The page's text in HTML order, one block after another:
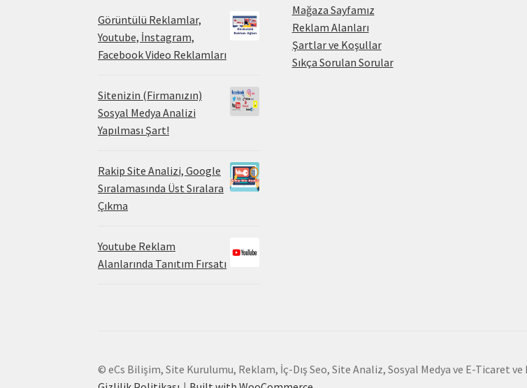
Görüntülü Reklamlar,
Youtube, İnstagram,
Facebook Video Reklamları
Sitenizin (Firmanızın)
Sosyal Medya Analizi
Yapılması Şart!
Rakip Site Analizi, Google
Sıralamasında Üst Sıralara
Çıkma
Youtube Reklam
Alanlarında Tanıtım Fırsatı
Mağaza Sayfamız
Reklam Alanları
Şartlar ve Koşullar
Sıkça Sorulan Sorular
© eCs Bilişim, Site Kurulumu, Reklam, İç-Dış Seo, Site Analiz, Sosyal Medya ve E-Ticaret ve